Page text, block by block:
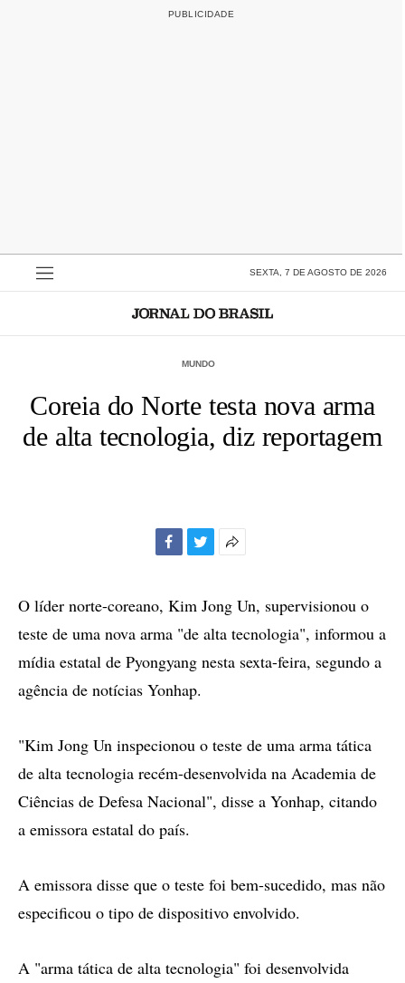
SEXTA, 7 DE AGOSTO DE 2026
MUNDO
Coreia do Norte testa nova arma
de alta tecnologia, diz reportagem
compartilhamento
O líder norte-coreano, Kim Jong Un, supervisionou o
teste de uma nova arma "de alta tecnologia", informou a
mídia estatal de Pyongyang nesta sexta-feira, segundo a
agência de notícias Yonhap.
"Kim Jong Un inspecionou o teste de uma arma tática
de alta tecnologia recém-desenvolvida na Academia de
Ciências de Defesa Nacional", disse a Yonhap, citando
a emissora estatal do país.
A emissora disse que o teste foi bem-sucedido, mas não
especificou o tipo de dispositivo envolvido.
A "arma tática de alta tecnologia" foi desenvolvida